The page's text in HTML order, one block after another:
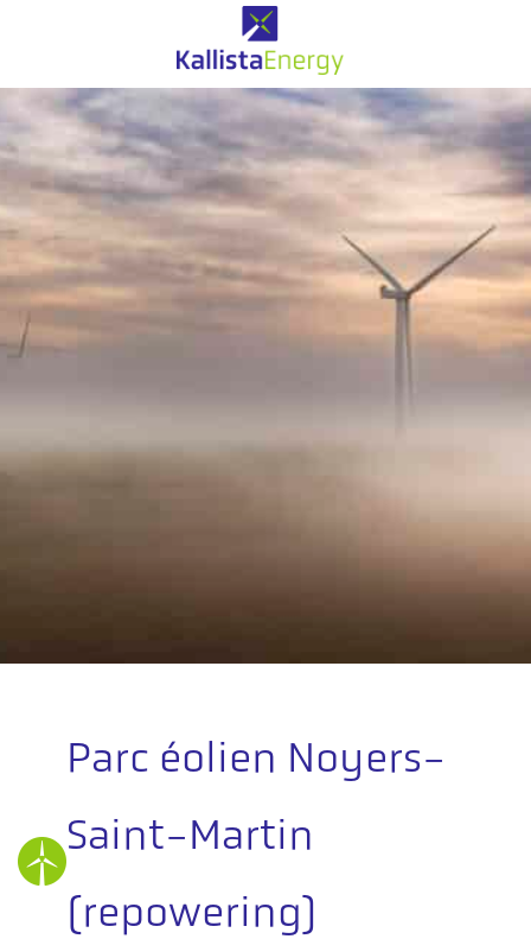
Parc éolien Noyers-
Saint-Martin
(repowering)